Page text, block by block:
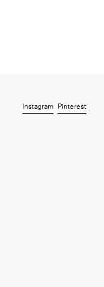
Instagram Pinterest